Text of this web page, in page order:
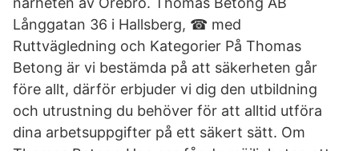
Långgatan 36 i Hallsberg, ☎ med
Ruttvägledning och Kategorier På Thomas
Betong är vi bestämda på att säkerheten går
före allt, därför erbjuder vi dig den utbildning
och utrustning du behöver för att alltid utföra
dina arbetsuppgifter på ett säkert sätt. Om